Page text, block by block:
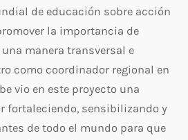
de educación sobre acción
la importancia de
manera transversal e
como coordinador regional en
vio en este proyecto una
fortaleciendo, sensibilizando y
de todo el mundo para que